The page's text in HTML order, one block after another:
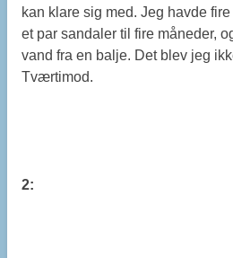
kan klare sig med. Jeg havde
et par sandaler til fire måneder,
vand fra en balje. Det blev jeg
Tværtimod.
2: